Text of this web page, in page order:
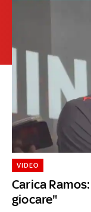
Carica
giocare"
VIDEO